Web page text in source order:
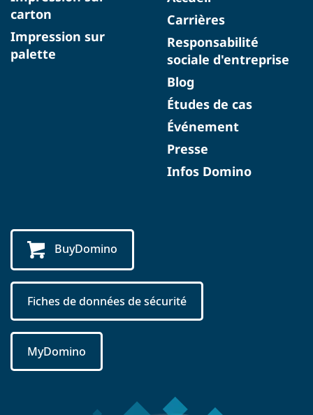
carton
Impression sur
palette
Carrières
Responsabilité
sociale d'entreprise
Blog
Études de cas
Événement
Presse
Infos Domino
BuyDomino
Fiches de données de sécurité
MyDomino